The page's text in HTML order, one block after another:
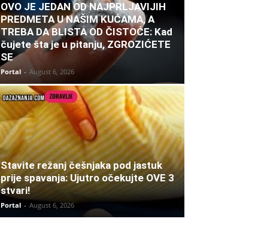
OVO JE JEDAN OD NAJPRLJAVIJIH
PREDMETA U NAŠIM KUĆAMA, A
TREBA DA BLISTA OD ČISTOĆE: Kad
čujete šta je u pitanju, ZGROZIĆETE
SE
Portal - August 6, 2026
Stavite režanj češnjaka pod jastuk
prije spavanja: Ujutro očekujte OVE 3
stvari!
Portal - August 6, 2026